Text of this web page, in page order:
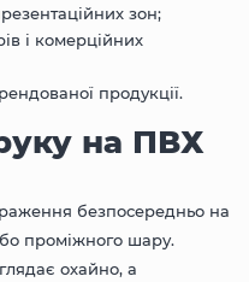
зон;
і комерційних
продукції.
на ПВХ
безпосередньо на
проміжного шару.
охайно, а